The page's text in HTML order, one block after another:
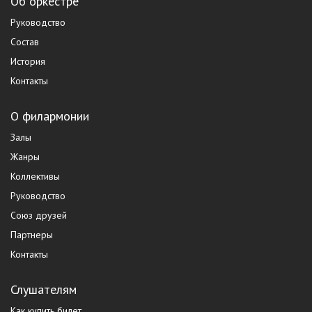
Руководство
Состав
История
Контакты
О филармонии
Залы
Жанры
Коллективы
Руководство
Союз друзей
Партнеры
Контакты
Слушателям